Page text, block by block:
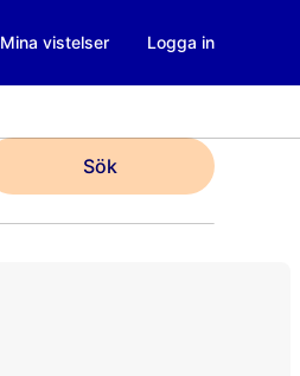
Mina vistelser Logga in
Sök